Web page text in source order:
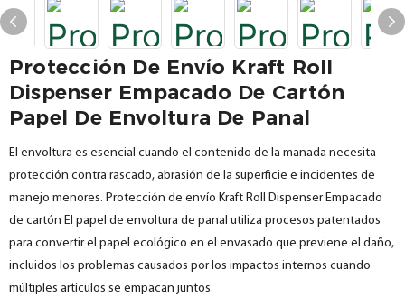
Protección De Envío Kraft Roll
Dispenser Empacado De Cartón
Papel De Envoltura De Panal
El envoltura es esencial cuando el contenido de la manada necesita
protección contra rascado, abrasión de la superficie e incidentes de
manejo menores. Protección de envío Kraft Roll Dispenser Empacado
de cartón El papel de envoltura de panal utiliza procesos patentados
para convertir el papel ecológico en el envasado que previene el daño,
incluidos los problemas causados ​​por los impactos internos cuando
múltiples artículos se empacan juntos.